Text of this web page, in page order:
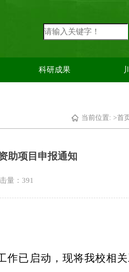
科研成果
当前位置: >首
助项目申报通知
量： 391
作已启动，现将我校相